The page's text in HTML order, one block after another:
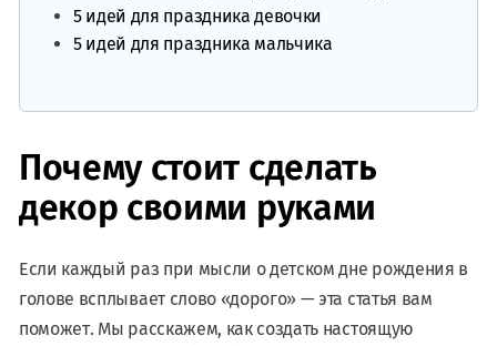
5 идей для праздника девочки
5 идей для праздника мальчика
Почему стоит сделать
декор своими руками
Если каждый раз при мысли о детском дне рождения в
голове всплывает слово «дорого» — эта статья вам
поможет. Мы расскажем, как создать настоящую